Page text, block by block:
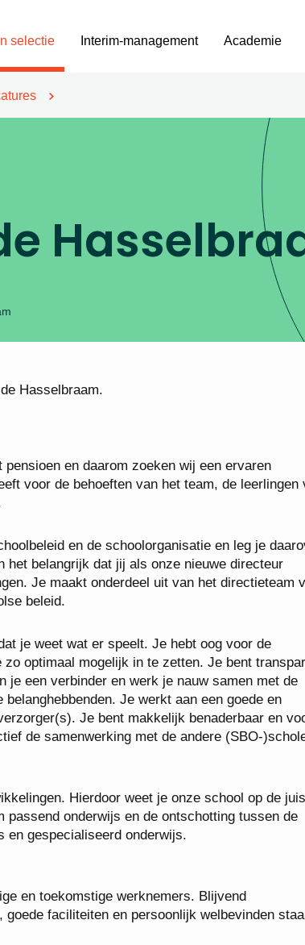
selectie Interim-management Academie
Hasselbraam.
en daarom zoeken wij een ervaren
voor de behoeften van het team, de leerlingen
en de schoolorganisatie en leg je
het belangrijk dat jij als onze nieuwe directeur
Je maakt onderdeel uit van het directieteam
beleid.
je weet wat er speelt. Je hebt oog voor de
optimaal mogelijk in te zetten. Je bent
je een verbinder en werk je nauw samen met de
Je werkt aan een goede en
Je bent makkelijk benaderbaar en
de samenwerking met de andere (SBO-
Hierdoor weet je onze school op de
onderwijs en de ontschotting tussen de
en gespecialiseerd onderwijs.
en toekomstige werknemers. Blijvend
faciliteiten en persoonlijk welbevinden